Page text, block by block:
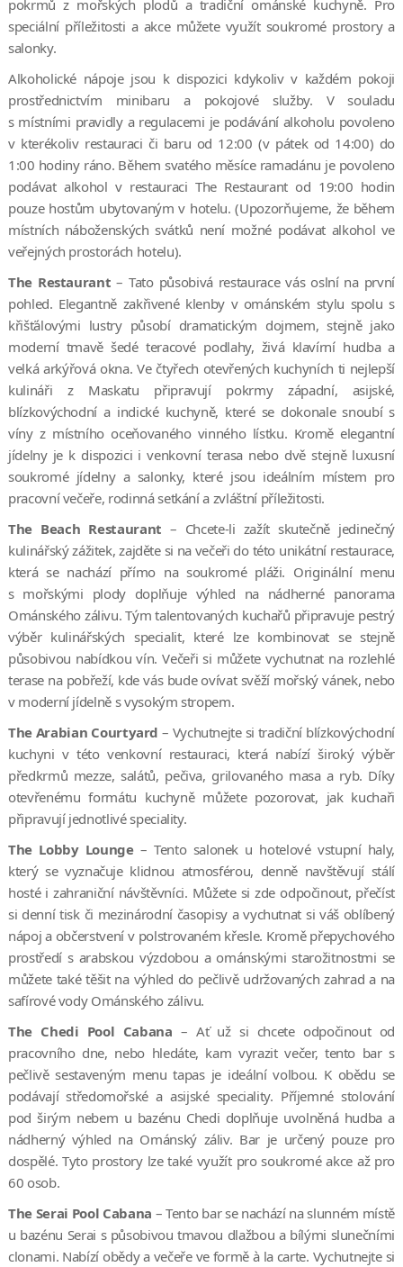
pokrmů z mořských plodů a tradiční ománské kuchyně. Pro
speciální příležitosti a akce můžete využít soukromé prostory a
salonky.
Alkoholické nápoje jsou k dispozici kdykoliv v každém pokoji
prostřednictvím minibaru a pokojové služby. V souladu
s místními pravidly a regulacemi je podávání alkoholu povoleno
v kterékoliv restauraci či baru od 12:00 (v pátek od 14:00) do
1:00 hodiny ráno. Během svatého měsíce ramadánu je povoleno
podávat alkohol v restauraci The Restaurant od 19:00 hodin
pouze hostům ubytovaným v hotelu. (Upozorňujeme, že během
místních náboženských svátků není možné podávat alkohol ve
veřejných prostorách hotelu).
The Restaurant– Tato působivá restaurace vás oslní na první
pohled. Elegantně zakřivené klenby v ománském stylu spolu s
křišťálovými lustry působí dramatickým dojmem, stejně jako
moderní tmavě šedé teracové podlahy, živá klavírní hudba a
velká arkýřová okna. Ve čtyřech otevřených kuchyních ti nejlepší
kulináři z Maskatu připravují pokrmy západní, asijské,
blízkovýchodní a indické kuchyně, které se dokonale snoubí s
víny z místního oceňovaného vinného lístku. Kromě elegantní
jídelny je k dispozici i venkovní terasa nebo dvě stejně luxusní
soukromé jídelny a salonky, které jsou ideálním místem pro
pracovní večeře, rodinná setkání a zvláštní příležitosti.
The Beach Restaurant – Chcete-li zažít skutečně jedinečný
kulinářský zážitek, zajděte si na večeři do této unikátní restaurace,
která se nachází přímo na soukromé pláži. Originální menu
s mořskými plody doplňuje výhled na nádherné panorama
Ománského zálivu. Tým talentovaných kuchařů připravuje pestrý
výběr kulinářských specialit, které lze kombinovat se stejně
působivou nabídkou vín. Večeři si můžete vychutnat na rozlehlé
terase na pobřeží, kde vás bude ovívat svěží mořský vánek, nebo
v moderní jídelně s vysokým stropem.
The Arabian Courtyard– Vychutnejte si tradiční blízkovýchodní
kuchyni v této venkovní restauraci, která nabízí široký výběr
předkrmů mezze, salátů, pečiva, grilovaného masa a ryb. Díky
otevřenému formátu kuchyně můžete pozorovat, jak kuchaři
připravují jednotlivé speciality.
The Lobby Lounge– Tento salonek u hotelové vstupní haly,
který se vyznačuje klidnou atmosférou, denně navštěvují stálí
hosté i zahraniční návštěvníci. Můžete si zde odpočinout, přečíst
si denní tisk či mezinárodní časopisy a vychutnat si váš oblíbený
nápoj a občerstvení v polstrovaném křesle. Kromě přepychového
prostředí s arabskou výzdobou a ománskými starožitnostmi se
můžete také těšit na výhled do pečlivě udržovaných zahrad a na
safírové vody Ománského zálivu.
The Chedi Pool Cabana – Ať už si chcete odpočinout od
pracovního dne, nebo hledáte, kam vyrazit večer, tento bar s
pečlivě sestaveným menu tapas je ideální volbou. K obědu se
podávají středomořské a asijské speciality. Příjemné stolování
pod širým nebem u bazénu Chedi doplňuje uvolněná hudba a
nádherný výhled na Ománský záliv. Bar je určený pouze pro
dospělé. Tyto prostory lze také využít pro soukromé akce až pro
60 osob.
The Serai Pool Cabana – Tento bar se nachází na slunném místě
u bazénu Serai s působivou tmavou dlažbou a bílými slunečními
clonami. Nabízí obědy a večeře ve formě à la carte. Vychutnejte si